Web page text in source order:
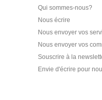
Qui sommes-nous?
Nous écrire
Nous envoyer vos
Nous envoyer vos
Souscrire à la
Envie d'écrire pour